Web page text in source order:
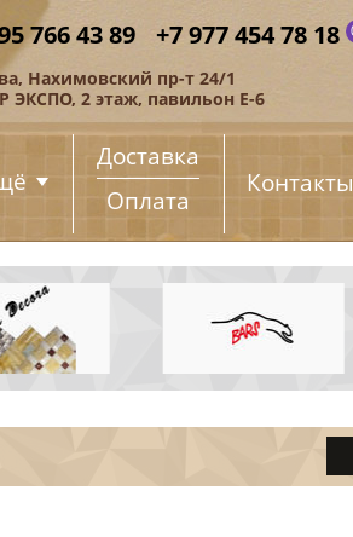
766 43 89 +7 977 454 78 18
Нахимовский пр-т 24/1
ЭКСПО, 2 этаж, павильон Е-6
Доставка
Оплата
Контакты